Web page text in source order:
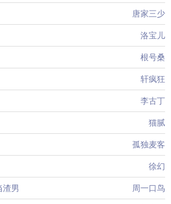
唐家三少
洛宝儿
根号桑
轩疯狂
李古丁
猫腻
孤独麦客
徐幻
渣男 周一口鸟